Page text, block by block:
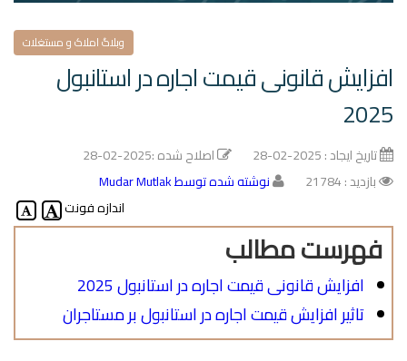
وبلاگ املاک و مستغلات
افزایش قانونی قیمت اجاره در استانبول
2025
تاریخ ایجاد :2025-02-28 اصلاح شده :2025-02-28
بازدید : 21784
نوشته شده توسط Mudar Mutlak
اندازه فونت
فهرست مطالب
افزایش قانونی قیمت اجاره در استانبول 2025
تاثیر افزایش قیمت اجاره در استانبول بر مستاجران